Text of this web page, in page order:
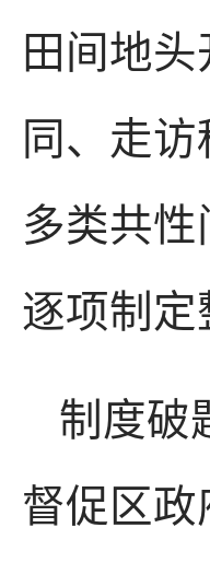
田间地
同、走
多类共
逐项制定
制度破
督促区